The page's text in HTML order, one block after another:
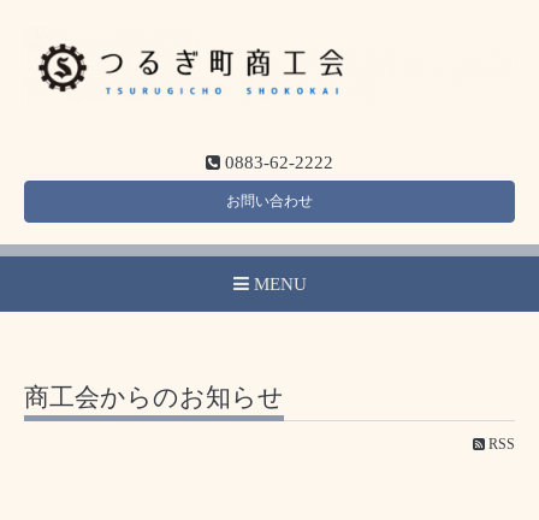
0883-62-2222
お問い合わせ
MENU
商工会からのお知らせ
RSS